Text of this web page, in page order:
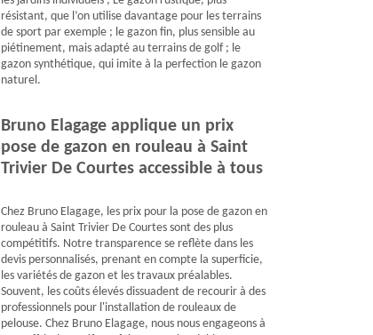
résistant, que l’on utilise davantage pour les terrains
de sport par exemple ; le gazon fin, plus sensible au
piétinement, mais adapté au terrains de golf ; le
gazon synthétique, qui imite à la perfection le gazon
naturel.
Bruno Elagage applique un prix
pose de gazon en rouleau à Saint
Trivier De Courtes accessible à tous
Chez Bruno Elagage, les prix pour la pose de gazon en
rouleau à Saint Trivier De Courtes sont des plus
compétitifs. Notre transparence se reflète dans les
devis personnalisés, prenant en compte la superficie,
les variétés de gazon et les travaux préalables.
Souvent, les coûts élevés dissuadent de recourir à des
professionnels pour l'installation de rouleaux de
pelouse. Chez Bruno Elagage, nous nous engageons à